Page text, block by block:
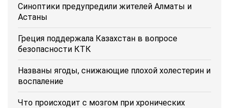
Синоптики предупредили жителей Алматы и
Астаны
Греция поддержала Казахстан в вопросе
безопасности КТК
Названы ягоды, снижающие плохой холестерин и
воспаление
Что происходит с мозгом при хронических